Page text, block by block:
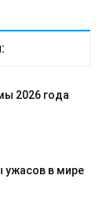
2026 года
в мире